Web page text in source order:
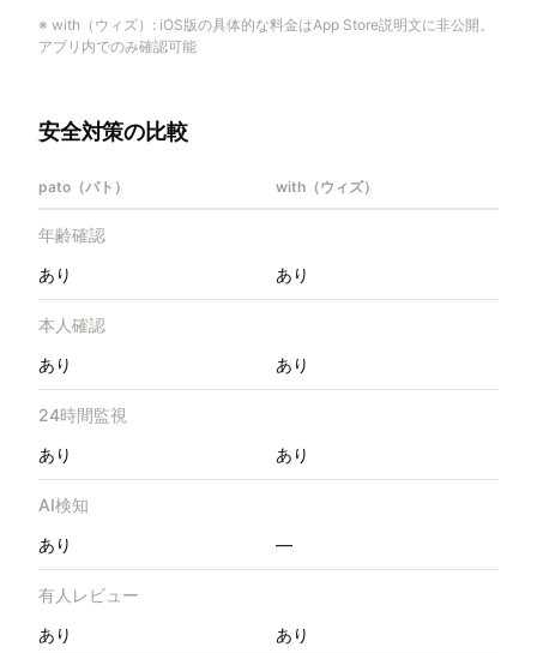
※ with（ウィズ） : iOS版の具体的な料金はApp Store説明文に非公開。
アプリ内でのみ確認可能
安全対策の比較
pato（パト） with（ウィズ）
年齢確認
あり
あり
本人確認
あり
あり
24時間監視
あり
あり
AI検知
あり
—
有人レビュー
あり
あり